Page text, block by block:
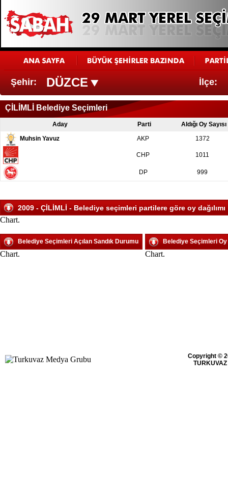
Şehir: DÜZCE İlçe:
ÇİLİMLİ Belediye Seçimleri
Aday Parti
Aldığı Oy Sayısı
Muhsin Yavuz
AKP 1372
CHP 1011
DP 999
2009 - ÇİLİMLİ - Belediye seçimleri partilere göre oy dağılımı
Chart.
Belediye Seçimleri Açılan Sandık Durumu
Chart.
Belediye Seçimleri
Chart.
Copyright ©